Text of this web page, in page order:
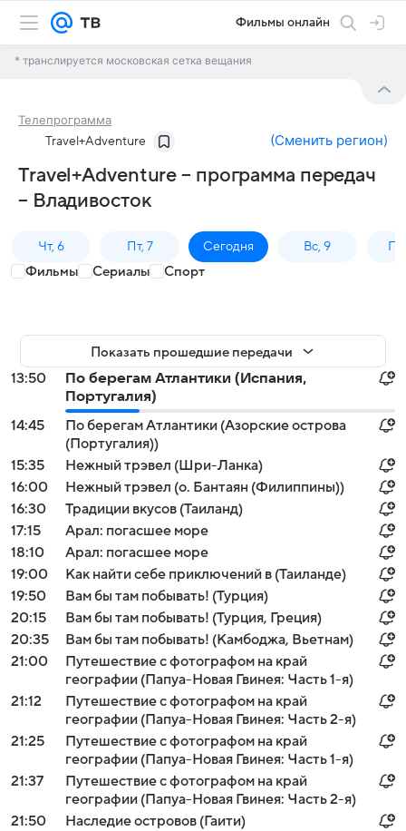
Фильмы онлайн
* транслируется московская сетка вещания
Телепрограмма
Travel+Adventure (Сменить регион)
Travel+Adventure – программа передач
– Владивосток
Чт, 6 Пт, 7 Сегодня Вс, 9
Фильмы Сериалы Спорт
Показать прошедшие передачи
13:50
По берегам Атлантики (Испания,
Португалия)
14:45
По берегам Атлантики (Азорские острова
(Португалия))
15:35
Нежный трэвел (Шри-Ланка)
16:00
Нежный трэвел (о. Бантаян (Филиппины))
16:30
Традиции вкусов (Таиланд)
17:15
Арал: погасшее море
18:10
Арал: погасшее море
19:00
Как найти себе приключений в (Таиланде)
19:50
Вам бы там побывать! (Турция)
20:15
Вам бы там побывать! (Турция, Греция)
20:35
Вам бы там побывать! (Камбоджа, Вьетнам)
21:00
Путешествие с фотографом на край
географии (Папуа-Новая Гвинея: Часть 1-я)
21:12
Путешествие с фотографом на край
географии (Папуа-Новая Гвинея: Часть 2-я)
21:25
Путешествие с фотографом на край
географии (Папуа-Новая Гвинея: Часть 1-я)
21:37
Путешествие с фотографом на край
географии (Папуа-Новая Гвинея: Часть 2-я)
21:50
Наследие островов (Гаити)